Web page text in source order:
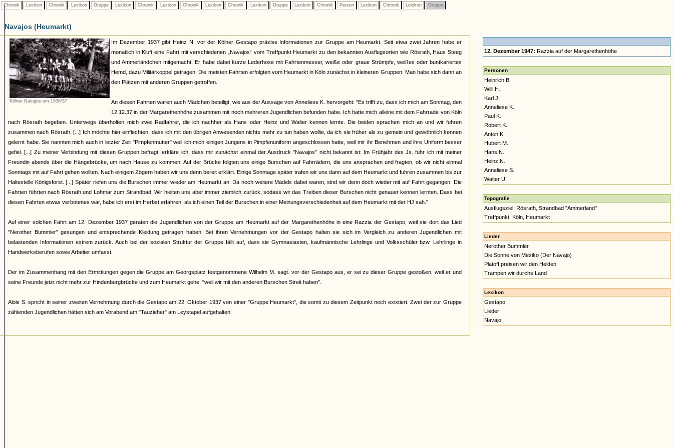
Chronik Lexikon Chronik Lexikon Gruppe Lexikon Chronik Lexikon Chronik Lexikon Chronik Lexikon Gruppe Lexikon Chronik Person Lexikon Chronik Lexikon Gruppe
Navajos (Heumarkt)
Kölner Navajos um 1936/37
Im Dezember 1937 gibt Heinz N. vor der Kölner Gestapo präzise Informationen zur Gruppe am Heumarkt. Seit etwa zwei Jahren habe er
monatlich in Kluft eine Fahrt mit verschiedenen „Navajos“ vom Treffpunkt Heumarkt zu den bekannten Ausflugsorten wie Rösrath, Haus Steeg
und Ammerländchen mitgemacht. Er habe dabei kurze Lederhose mit Fahrtenmesser, weiße oder graue Strümpfe, weißes oder buntkariertes
Hemd, dazu Militärkoppel getragen. Die meisten Fahrten erfolgten vom Heumarkt in Köln zunächst in kleineren Gruppen. Man habe sich dann an
den Plätzen mit anderen Gruppen getroffen.
An diesen Fahrten waren auch Mädchen beteiligt, wie aus der Aussage von Anneliese K. hervorgeht: "Es trifft zu, dass ich mich am Sonntag, den
12.12.37 in der Margarethenhöhe zusammen mit noch mehreren Jugendlichen befunden habe. Ich hatte mich alleine mit dem Fahrrade von Köln
nach Rösrath begeben. Unterwegs überholten mich zwei Radfahrer, die ich nachher als Hans oder Heinz und Walter kennen lernte. Die beiden sprachen mich an und wir fuhren
zusammen nach Rösrath. [...] Ich möchte hier einflechten, dass ich mit den übrigen Anwesenden nichts mehr zu tun haben wollte, da ich sie früher als zu gemein und gewöhnlich kennen
gelernt habe. Sie nannten mich auch in letzter Zeit "Pimpfenmutter" weil ich mich einigen Jungens in Pimpfenuniform angeschlossen hatte, weil mir ihr Benehmen und ihre Uniform besser
gefiel. [...] Zu meiner Verbindung mit diesen Gruppen befragt, erkläre ich, dass mir zunächst einmal der Ausdruck "Navajos" nicht bekannt ist: Im Frühjahr des Js. fuhr ich mit meiner
Freundin abends über die Hängebrücke, um nach Hause zu kommen. Auf der Brücke folgten uns einige Burschen auf Fahrrädern, die uns ansprachen und fragten, ob wir nicht einmal
Sonntags mit auf Fahrt gehen wollten. Nach einigem Zögern haben wir uns denn bereit erklärt. Einige Sonntage später trafen wir uns dann auf dem Heumarkt und fuhren zusammen bis zur
Haltestelle Königsforst. [...] Später riefen uns die Burschen immer wieder am Heumarkt an. Da noch weitere Mädels dabei waren, sind wir denn doch wieder mit auf Fahrt gegangen. Die
Fahrten führten nach Rösrath und Lohmar zum Strandbad. Wir hielten uns aber immer ziemlich zurück, sodass wir das Treiben dieser Burschen nicht genauer kennen lernten. Dass bei
diesen Fahrten etwas verbotenes war, habe ich erst im Herbst erfahren, als ich einen Teil der Burschen in einer Meinungsverschiedenheit auf dem Heumarkt mit der HJ sah."
Auf einer solchen Fahrt am 12. Dezember 1937 geraten die Jugendlichen von der Gruppe am Heumarkt auf der Margarethenhöhe in eine Razzia der Gestapo, weil sie dort das Lied
"Nerother Bummler" gesungen und entsprechende Kleidung getragen haben. Bei ihren Vernehmungen vor der Gestapo halten sie sich im Vergleich zu anderen Jugendlichen mit
belastenden Informationen extrem zurück. Auch bei der sozialen Struktur der Gruppe fällt auf, dass sie Gymnasiasten, kaufmännische Lehrlinge und Volksschüler bzw. Lehrlinge in
Handwerksberufen sowie Arbeiter umfasst.
Der im Zusammenhang mit den Ermittlungen gegen die Gruppe am Georgsplatz festgenommene Wilhelm M. sagt. vor der Gestapo aus, er sei zu dieser Gruppe gestoßen, weil er und
seine Freunde jetzt nicht mehr zur Hindenburgbrücke und zum Heumarkt gehe, "weil wir mit den anderen Burschen Streit haben".
Alois S. spricht in seiner zweiten Vernehmung durch die Gestapo am 22. Oktober 1937 von einer "Gruppe Heumarkt", die somit zu diesem Zeitpunkt noch existiert. Zwei der zur Gruppe
zählenden Jugendlichen hätten sich am Vorabend am "Tauzieher" am Leystapel aufgehalten.
12. Dezember 1947: Razzia auf der Margarethenhöhe
Personen
Heinrich B.
Willi H.
Karl J.
Anneliese K.
Paul K.
Robert K.
Anton K.
Hubert M.
Hans N.
Heinz N.
Anneliese S.
Walter U.
Topografie
Ausflugsziel: Rösrath, Strandbad "Ammerland"
Treffpunkt: Köln, Heumarkt
Lieder
Nerother Bummler
Die Sonne von Mexiko (Der Navajo)
Platoff preisen wir den Helden
Trampen wir durchs Land
Lexikon
Gestapo
Lieder
Navajo